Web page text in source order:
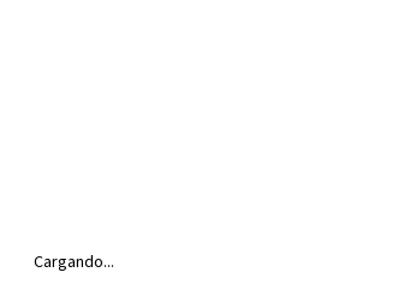
Cargando...